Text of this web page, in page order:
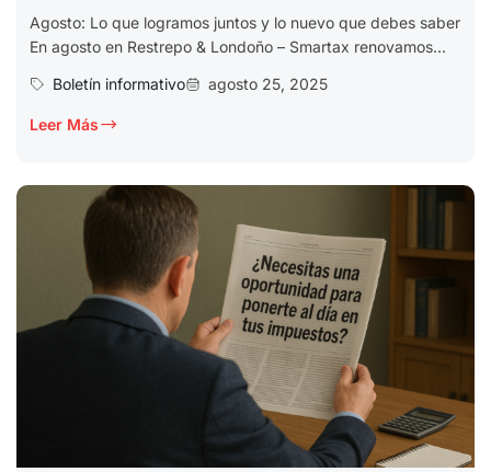
Agosto: Lo que logramos juntos y lo nuevo que debes saber
En agosto en Restrepo & Londoño – Smartax renovamos...
Boletín informativo
agosto 25, 2025
Leer Más